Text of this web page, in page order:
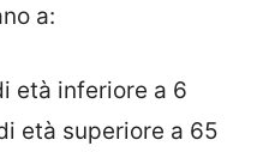
a:
età inferiore a 6
età superiore a 65